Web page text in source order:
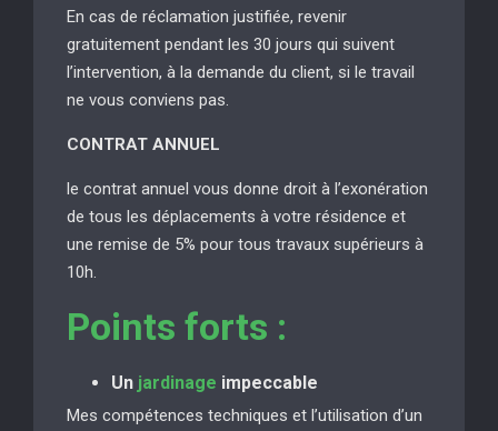
En cas de réclamation justifiée, revenir
gratuitement pendant les 30 jours qui suivent
l’intervention, à la demande du client, si le travail
ne vous conviens pas.
CONTRAT ANNUEL
le contrat annuel vous donne droit à l’exonération
de tous les déplacements à votre résidence et
une remise de 5% pour tous travaux supérieurs à
10h.
Points forts :
Un jardinage impeccable
Mes compétences techniques et l’utilisation d’un